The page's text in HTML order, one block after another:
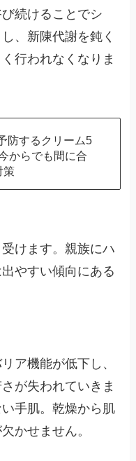
続けることでシ
、新陳代謝を鈍く
行われなくなりま
防するクリーム5
からでも間に合
策
けます。親族にハ
やすい傾向にある
ア機能が低下し、
が失われていきま
手肌。乾燥から肌
かせません。